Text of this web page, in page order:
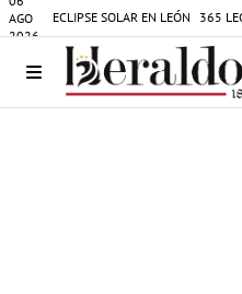
AGO
2026
ECLIPSE SOLAR EN LEÓN 365